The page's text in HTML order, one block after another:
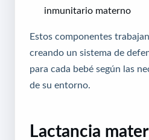
inmunitario materno
Estos componentes
creando un sistema de
para cada bebé según las
de su entorno.
Lactancia